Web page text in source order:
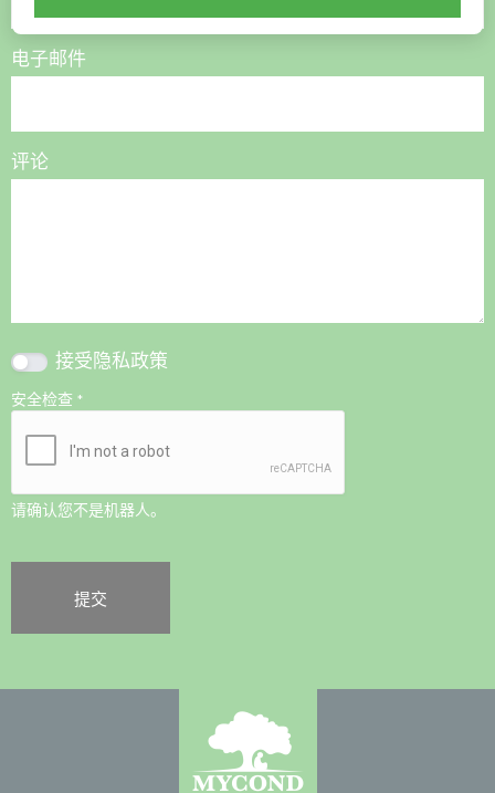
电子邮件
评论
接受隐私政策
安全检查 *
请确认您不是机器人。